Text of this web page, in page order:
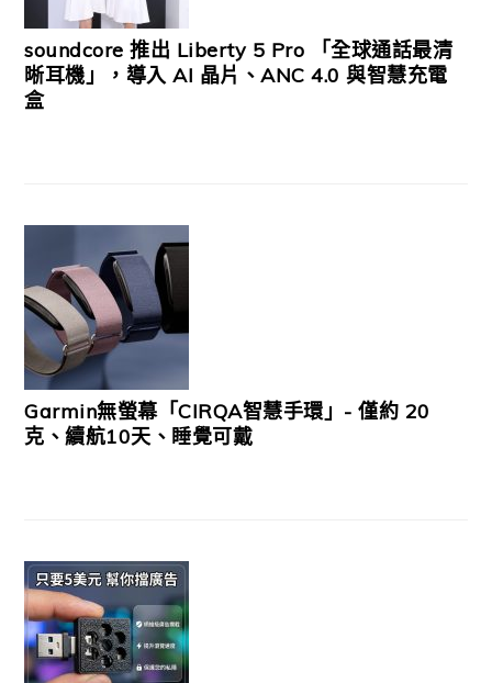
soundcore 推出 Liberty 5 Pro 「全球通話最清
晰耳機」，導入 AI 晶片、ANC 4.0 與智慧充電
盒
Garmin無螢幕「CIRQA智慧手環」- 僅約 20
克、續航10天、睡覺可戴